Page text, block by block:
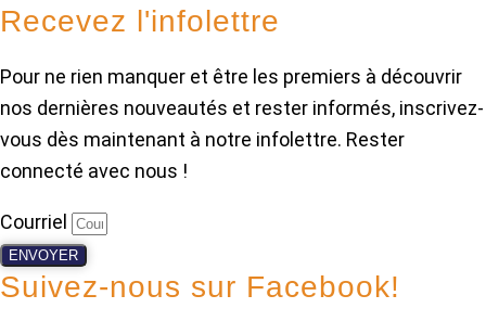
Recevez l'infolettre
Pour ne rien manquer et être les premiers à découvrir
nos dernières nouveautés et rester informés, inscrivez-
vous dès maintenant à notre infolettre. Rester
connecté avec nous !
Courriel
ENVOYER
Suivez-nous sur Facebook!